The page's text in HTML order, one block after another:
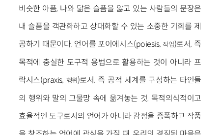
비슷한 아픔, 나와 닮은 슬픔을 앓고 있는 사람들의 문장은
내 슬픔을 객관화하고 상대화할 수 있는 소중한 기회를 제
공하기 때문이다. 언어를 포이에시스(poiesis, 작업)로서, 즉
목적에 충실한 도구적 용법으로 활용하는 것이 아니라 프
락시스(praxis, 행위 )로서, 즉 공적 세계를 구성하는 타인들
의 행위와 말의 그물망 속에 옮겨놓는 것. 목적의식적이고
효율적인 도구로서의 언어가 아니라 감정을 증폭하고 작품